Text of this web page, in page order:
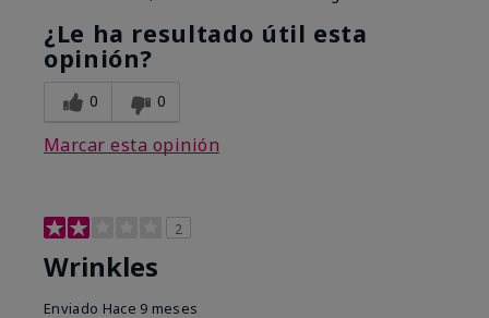
¿Le ha resultado útil esta
opinión?
0 0
Marcar esta opinión
2
Wrinkles
Enviado Hace 9 meses